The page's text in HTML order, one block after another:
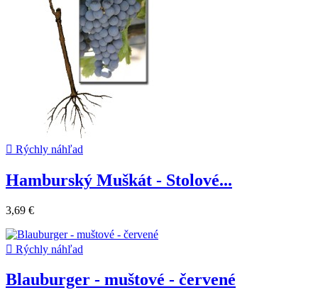
 Rýchly náhľad
Hamburský Muškát - Stolové...
3,69 €
 Rýchly náhľad
Blauburger - muštové - červené